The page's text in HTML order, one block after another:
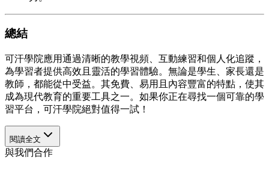
總結
可汗學院應用通過清晰的教學視頻、互動練習和個人化追蹤，
為學習者提供高效且靈活的學習體驗。無論是學生、家長還是
教師，都能從中受益。其免費、易用且內容豐富的特點，使其
成為現代教育的重要工具之一。如果你正在尋找一個可靠的學
習平台，可汗學院絕對值得一試！
閱讀全文
與我們合作